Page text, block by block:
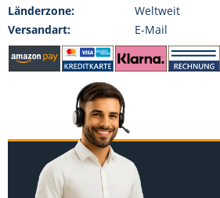
Länderzone:
Weltweit
Versandart:
E-Mail